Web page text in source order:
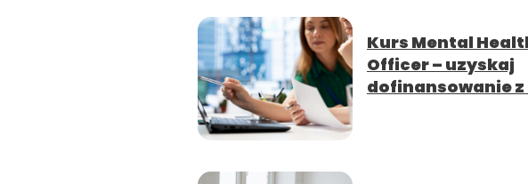
Kurs Mental
Officer – uzyskaj
dofinansowanie z